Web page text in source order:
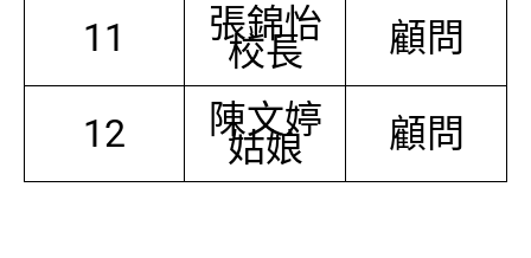
11 張錦怡
校長 顧問
12 陳文婷
姑娘 顧問